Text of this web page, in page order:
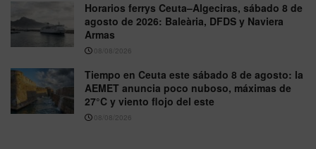
Horarios ferrys Ceuta–Algeciras, sábado 8 de
agosto de 2026: Baleària, DFDS y Naviera
Armas
08/08/2026
Tiempo en Ceuta este sábado 8 de agosto: la
AEMET anuncia poco nuboso, máximas de
27°C y viento flojo del este
08/08/2026